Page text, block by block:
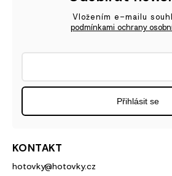
KONTAKT
hotovky@hotovky.cz
Vložením e-mailu
podmínkami ochrany
Přihlásit se